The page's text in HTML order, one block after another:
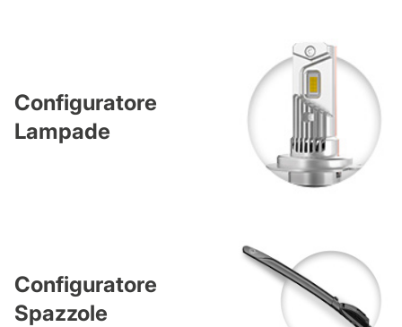
Configuratore
Lampade
Configuratore
Spazzole